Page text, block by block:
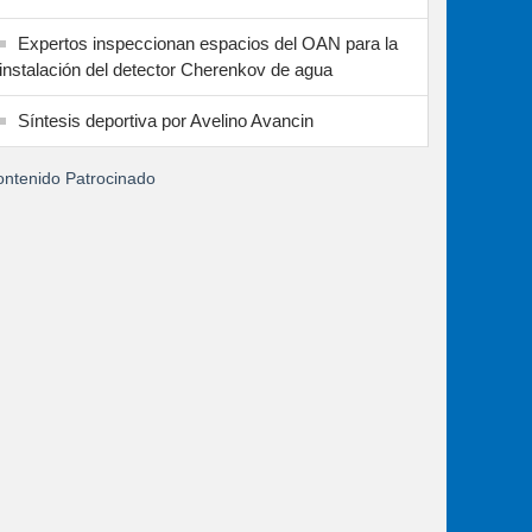
Expertos inspeccionan espacios del OAN para la
instalación del detector Cherenkov de agua
Síntesis deportiva por Avelino Avancin
Patrocinado